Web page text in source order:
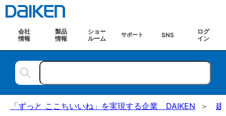
会社
情報
製品
情報
ショー
ルーム
サポート SNS
ログ
イン
「ずっと ここちいいね」を実現する企業 DAIKEN 建